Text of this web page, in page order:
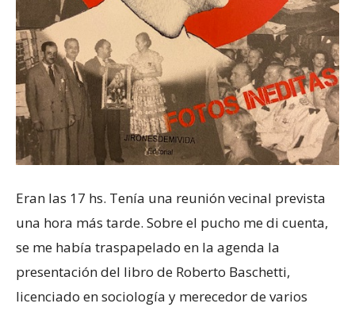
Eran las 17 hs. Tenía una reunión vecinal prevista
una hora más tarde. Sobre el pucho me di cuenta,
se me había traspapelado en la agenda la
presentación del libro de Roberto Baschetti,
licenciado en sociología y merecedor de varios